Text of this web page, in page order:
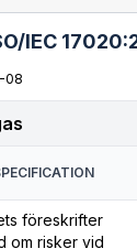
IEC
08
föreskrifter
om risker vid